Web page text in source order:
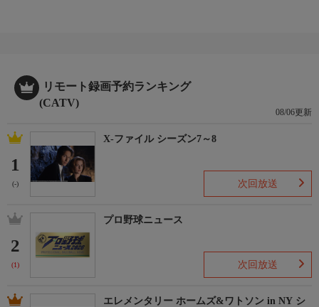
リモート録画予約ランキング
(CATV)
08/06更新
1
(-)
X-ファイル シーズン7～8
次回放送
2
(1)
プロ野球ニュース
次回放送
エレメンタリー ホームズ&ワトソン in NY シ